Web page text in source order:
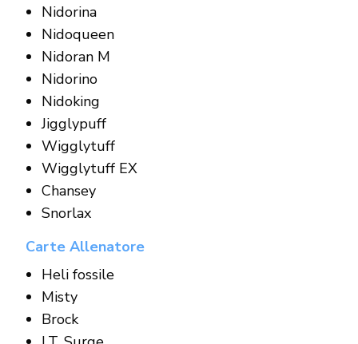
Nidorina
Nidoqueen
Nidoran M
Nidorino
Nidoking
Jigglypuff
Wigglytuff
Wigglytuff EX
Chansey
Snorlax
Carte Allenatore
Heli fossile
Misty
Brock